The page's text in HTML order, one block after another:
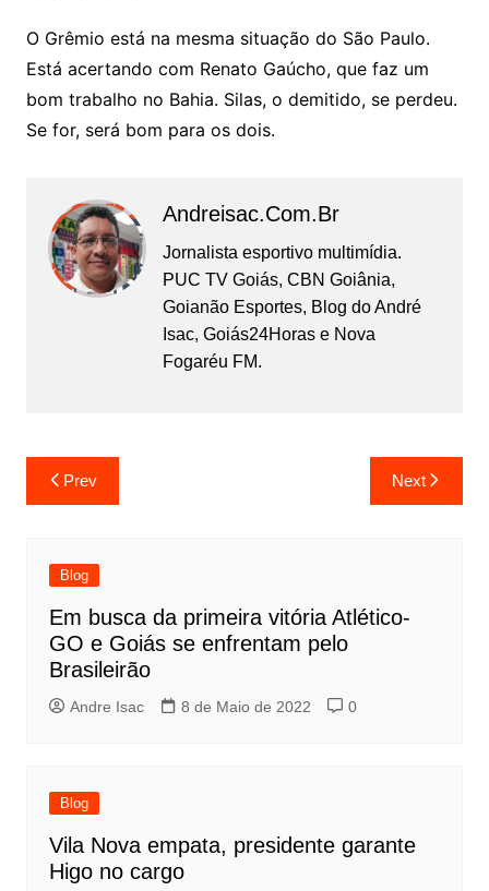
O Grêmio está na mesma situação do São Paulo.
Está acertando com Renato Gaúcho, que faz um
bom trabalho no Bahia. Silas, o demitido, se perdeu.
Se for, será bom para os dois.
Andreisac.com.br
Jornalista esportivo multimídia.
PUC TV Goiás, CBN Goiânia,
Goianão Esportes, Blog do André
Isac, Goiás24Horas e Nova
Fogaréu FM.
Prev Next
Blog
Em busca da primeira vitória Atlético-
GO e Goiás se enfrentam pelo
Brasileirão
Andre Isac 8 de Maio de 2022 0
Blog
Vila Nova empata, presidente garante
Higo no cargo